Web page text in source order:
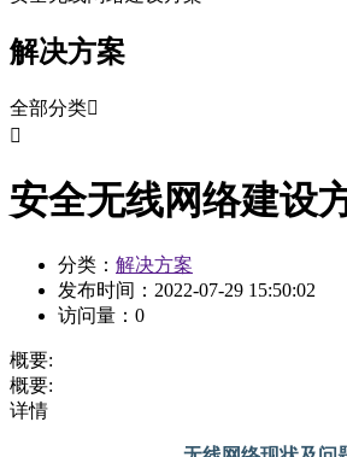
解决方案
全部分类

安全无线网络建设
分类： 解决方案
发布时间： 2022-07-29 15:50:02
访问量： 0
概要:
概要:
详情